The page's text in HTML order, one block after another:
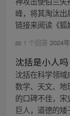
峰，将其淘汰
链接来阅读《狐
1 个回答 2024
沈括是小人吗
沈括在科学领
数学、天文、
的口碑不佳，宋
巨人，道德的